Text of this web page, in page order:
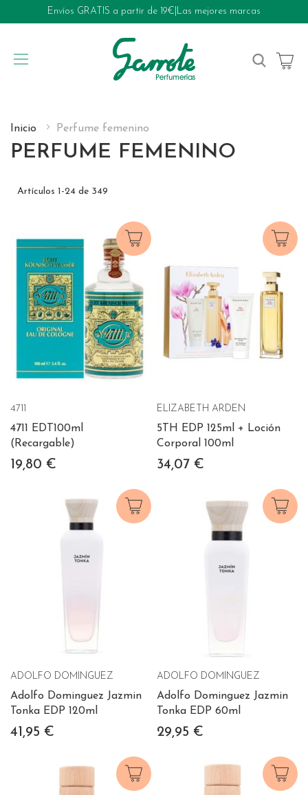
Envíos GRATIS a partir de 19€ Las mejores marcas
My Cart
Inicio Perfume femenino
PERFUME FEMENINO
Artículos 1 -24 de 349
4711
4711 EDT100ml
(Recargable)
19,80 €
ELIZABETH ARDEN
5TH EDP 125ml + Loción
Corporal 100ml
34,07 €
ADOLFO DOMINGUEZ
Adolfo Dominguez Jazmin
Tonka EDP 120ml
41,95 €
ADOLFO DOMINGUEZ
Adolfo Dominguez Jazmin
Tonka EDP 60ml
29,95 €